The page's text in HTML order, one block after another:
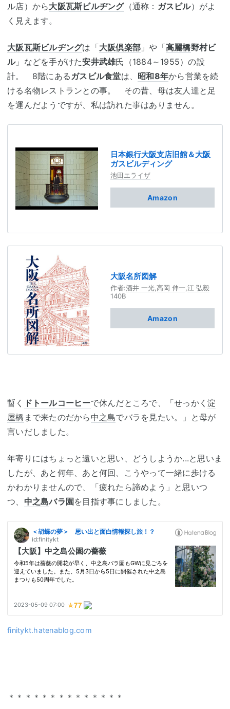
ル店）から大阪瓦斯ビルヂング（通称： ガスビル）がよ
く見えます。
大阪瓦斯ビルヂングは「大阪倶楽部 」や「高麗橋野村ビ
ル」などを手がけた安井武雄氏（1884～1955）の設
計。 8階にある ガスビル食堂は、 昭和8年から営業を続
ける名物レストランとの事。 その昔、母は友人達と足
を運んだようですが、私は訪れた事はありません。
日本銀行大阪支店旧館＆大阪
ガスビルディング
池田エライザ
Amazon
大阪名所図解
作者:酒井 一光,高岡 伸一,江 弘毅
140B
Amazon
暫く ドトールコーヒーで休んだところで、「せっかく 淀
屋橋 まで来たのだから 中之島でバラを見たい。」と母が
言いだしました。
年寄りにはちょっと遠いと思い、どうしようか...と思いま
したが、あと何年、あと何回、こうやって一緒に歩ける
かわかりませんので、「疲れたら諦めよう」と思いつ
つ、 中之島バラ園を目指す事にしました。
finitykt.hatenablog.com
＊＊＊＊＊＊＊＊＊＊＊＊＊＊